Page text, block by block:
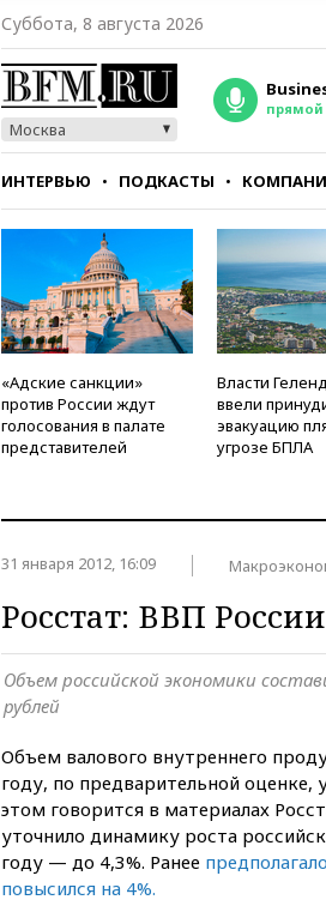
Суббота, 8 августа 2026
Москва
прямой
ИНТЕРВЬЮ ПОДКАСТЫ
СТИЛЬ ТЕСТЫ
«Адские санкции»
против России ждут
голосования в палате
представителей
Власти
ввели
эвакуацию
угрозе БПЛА
31 января 2012, 16:09
Росстат: ВВП
Объем российской экономики
рублей
Объем валового внутреннего
году, по предварительной оценке,
этом говорится в материалах
уточнило динамику роста
году — до 4,3%. Ранее
повысился на 4%.